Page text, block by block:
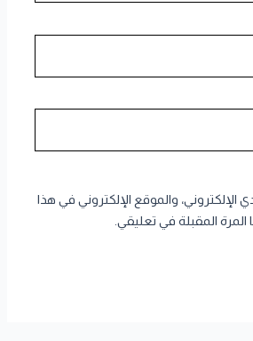
الإلكتروني، والموقع الإلكتروني في هذا
المقبلة في تعليقي.